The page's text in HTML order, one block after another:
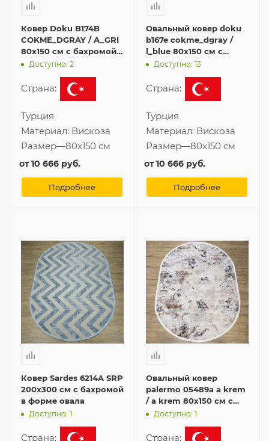
Ковер Doku B174B
COKME_DGRAY / A_GRI
80x150 см с бахромой в
форме овала
Доступно: 2
Страна:
Турция
Материал: Вискоза
Размер—80x150 см
от10 666 руб.
Подробнее
Овальный ковер doku
b167e cokme_dgray /
l_blue 80x150 см с
бахромой
Доступно: 13
Страна:
Турция
Материал: Вискоза
Размер—80x150 см
от10 666 руб.
Подробнее
Ковер Sardes 6214A SRP
200x300 см с бахромой
в форме овала
Доступно: 1
Страна:
Овальный ковер
palermo 05489a a krem
/ a krem 80x150 см с
бахромой
Доступно: 1
Страна: